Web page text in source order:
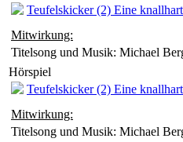
Teufelskicker (2) Eine
Mitwirkung:
Titelsong und Musik: Michael
Hörspiel
Teufelskicker (2) Eine
Mitwirkung:
Titelsong und Musik: Michael